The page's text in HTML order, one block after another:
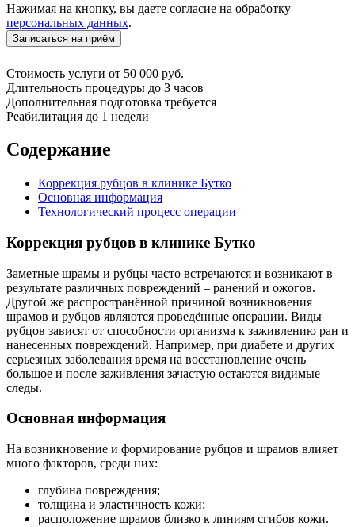
Нажимая на кнопку, вы даете согласие на обработку
персональных данных.
Стоимость услуги от 50 000 руб.
Длительность процедуры до 3 часов
Дополнительная подготовка требуется
Реабилитация до 1 недели
Содержание
Коррекция рубцов в клинике Бутко
Основная информация
Технологический процесс операции
Коррекция рубцов в клинике Бутко
Заметные шрамы и рубцы часто встречаются и возникают в
результате различных повреждений – ранений и ожогов.
Другой же распространённой причиной возникновения
шрамов и рубцов являются проведённые операции. Виды
рубцов зависят от способности организма к заживлению ран и
нанесенных повреждений. Например, при диабете и других
серьезных заболевания время на восстановление очень
большое и после заживления зачастую остаются видимые
следы.
Основная информация
На возникновение и формирование рубцов и шрамов влияет
много факторов, среди них:
глубина повреждения;
толщина и эластичность кожи;
расположение шрамов близко к линиям сгибов кожи.